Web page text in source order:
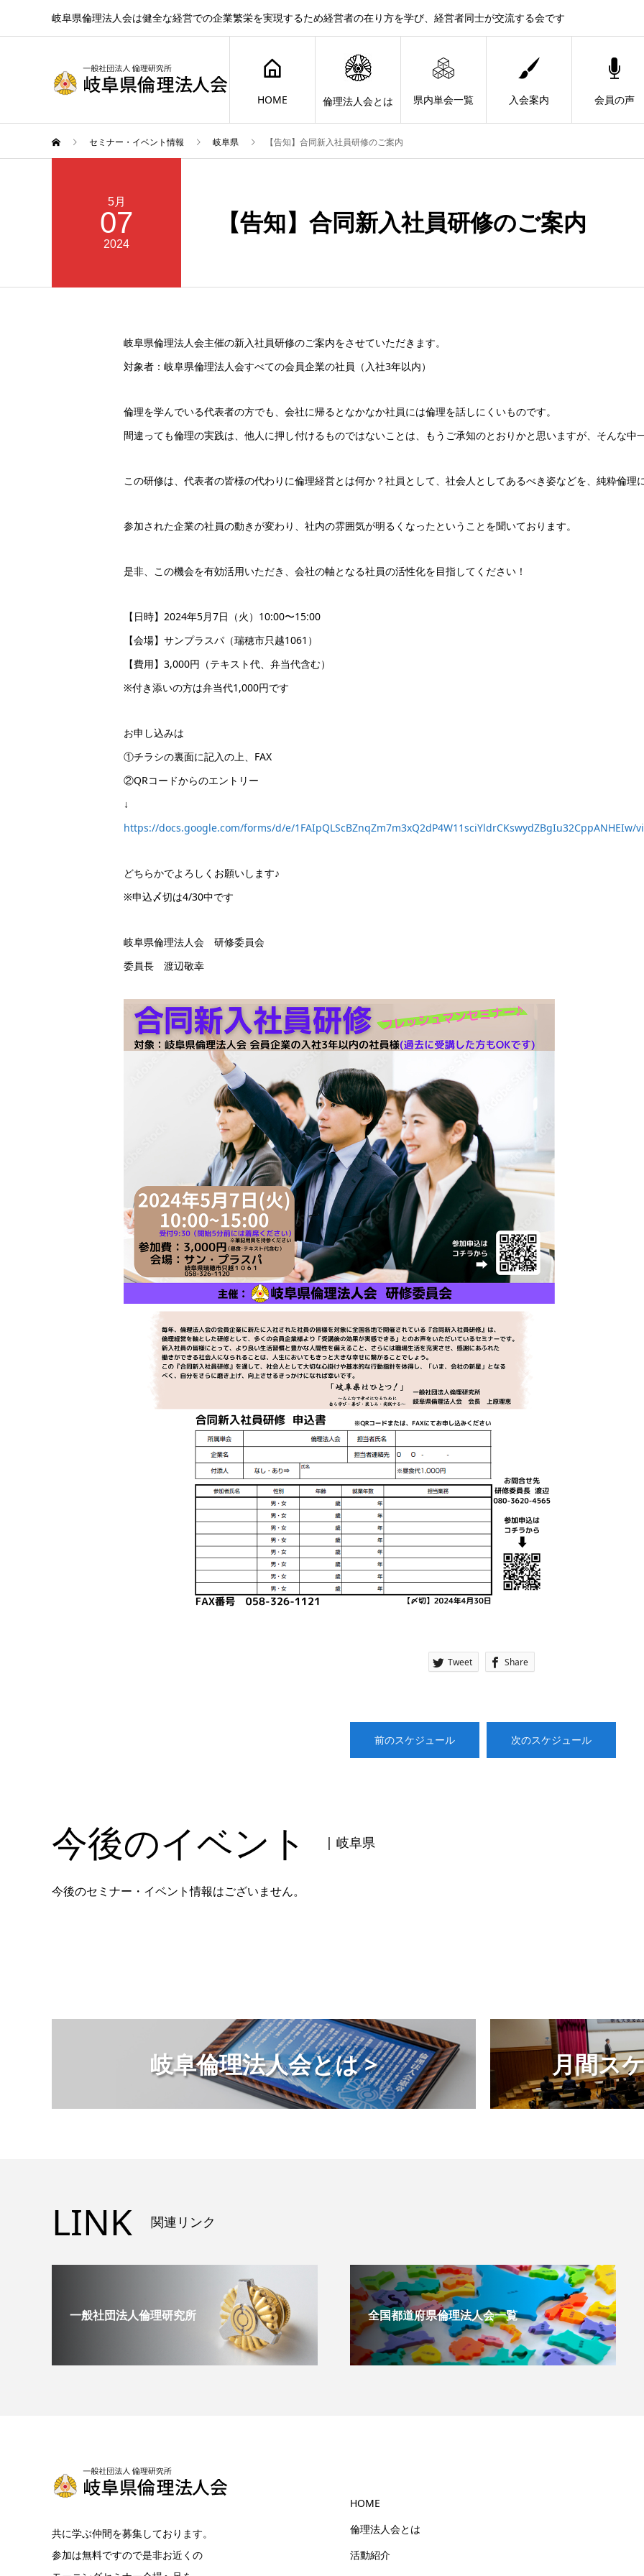
岐阜県倫理法人会は健全な経営での企業繁栄を実現するため経営者の在り方を学び、経営者同士が交流する会です
HOME 倫理法人会とは 県内単会一覧 入会案内 会員の声
セミナー・イベント情報 岐阜県 【告知】合同新入社員研修のご案内
5月
07
2024
【告知】合同新入社員研修のご案内
岐阜県倫理法人会主催の新入社員研修のご案内をさせていただきます。
対象者：岐阜県倫理法人会すべての会員企業の社員（入社3年以内）
倫理を学んでいる代表者の方でも、会社に帰るとなかなか社員には倫理を話しにくいものです。
間違っても倫理の実践は、他人に押し付けるものではないことは、もうご承知のとおりかと思いますが、そんな
この研修は、代表者の皆様の代わりに倫理経営とは何か？社員として、社会人としてあるべき姿などを、純粋倫理
参加された企業の社員の動きが変わり、社内の雰囲気が明るくなったということを聞いております。
是非、この機会を有効活用いただき、会社の軸となる社員の活性化を目指してください！
【日時】2024年5月7日（火）10:00〜15:00
【会場】サンプラスパ（瑞穂市只越1061）
【費用】3,000円（テキスト代、弁当代含む）
※付き添いの方は弁当代1,000円です
お申し込みは
①チラシの裏面に記入の上、FAX
②QRコードからのエントリー
↓
https://docs.google.com/forms/d/e/1FAIpQLScBZnqZm7m3xQ2dP4W11sciYldrCKswydZBgIu32CppANHEIw/
どちらかでよろしくお願いします♪
※申込〆切は4/30中です
岐阜県倫理法人会 研修委員会
委員長 渡辺敬幸
Tweet Share
前のスケジュール 次のスケジュール
今後のイベント | 岐阜県
今後のセミナー・イベント情報はございません。
岐阜倫理法人会とは > 月間ス
LINK 関連リンク
一般社団法人倫理研究所 全国都道府県倫理法人会一覧
共に学ぶ仲間を募集しております。
参加は無料ですので是非お近くの
HOME
倫理法人会とは
活動紹介